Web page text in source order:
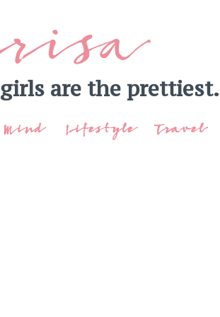
are the prettiest.
Mind Lifestyle Travel